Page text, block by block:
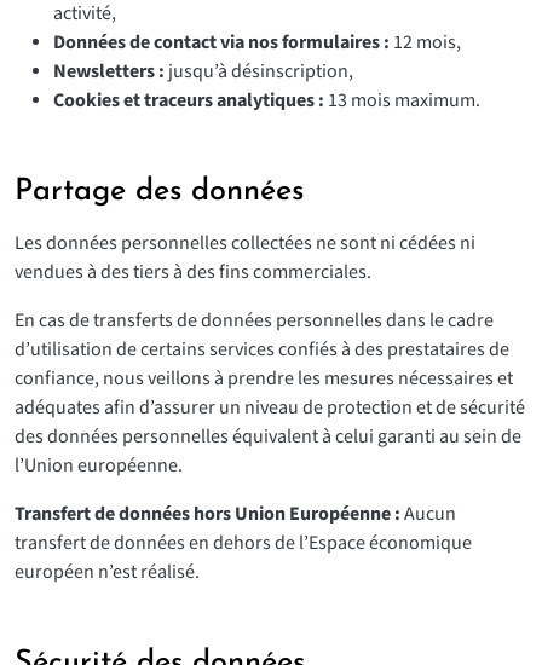
activité,
Données de contact via nos formulaires : 12 mois,
Newsletters : jusqu’à désinscription,
Cookies et traceurs analytiques : 13 mois maximum.
Partage des données
Les données personnelles collectées ne sont ni cédées ni
vendues à des tiers à des fins commerciales.
En cas de transferts de données personnelles dans le cadre
d’utilisation de certains services confiés à des prestataires de
confiance, nous veillons à prendre les mesures nécessaires et
adéquates afin d’assurer un niveau de protection et de sécurité
des données personnelles équivalent à celui garanti au sein de
l’Union européenne.
Transfert de données hors Union Européenne :Aucun
transfert de données en dehors de l’Espace économique
européen n’est réalisé.